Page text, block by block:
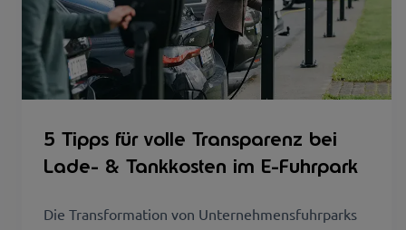
5 Tipps für volle Transparenz bei
Lade- & Tankkosten im E-Fuhrpark
Die Transformation von Unternehmensfuhrparks